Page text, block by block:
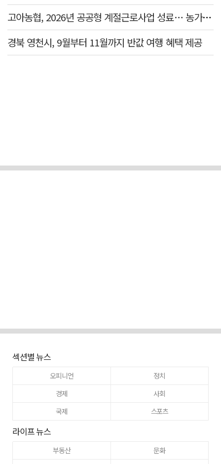
고아농협, 2026년 공공형 계절근로사업 성료… 농가 일손 부족 해소 '효자'
경북 영천시, 9월부터 11월까지 반값 여행 혜택 제공
섹션별 뉴스
오피니언
정치
경제
사회
국제
스포츠
라이프 뉴스
부동산
문화